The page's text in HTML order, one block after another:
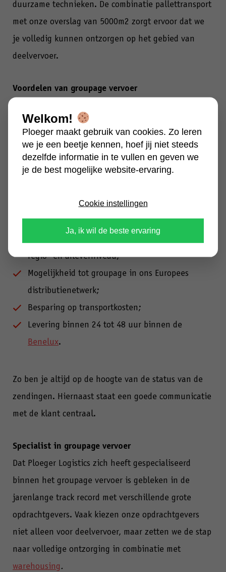
duurzame technieken. De combinatie pallettransport
met onze overslag van 5000m2 zorgt ervoor dat we
je volledig kunnen ontzorgen op het gebied van
deelvervoer.
Voordelen van groupage vervoer
Ook bij groupage vervoer nemen wij graag alles uit
handen, behalve de controle. Daarbij begrijpen wij
dat inzicht in de status van je levering cruciaal is. Zo
zorgen we voor:
Transparante track-and-trace-software;
regio- en afleverniveau;
Mogelijkheid tot groupage in ons Europees
distributienetwerk;
Besparing op transportkosten;
Levering binnen 24 tot 48 uur binnen de
Benelux.
Zo ben je altijd op de hoogte van de status van de
zendingen. Hiernaast staat een goede communicatie
met de klant centraal.
Specialist in groupage vervoer
Dat Ploeger Logistics zich heeft gespecialiseerd
binnen het groupage vervoer is gebleken in de
jarenlange track record met verschillende grote
opdrachtgevers. Vaak kiezen onze opdrachtgevers
niet alleen voor deelvervoer, maar zetten we de stap
naar volledige ontzorging in combinatie met
warehousing.
Welkom!
Ploeger maakt gebruik van cookies. Zo leren
we je een beetje kennen, hoef jij niet steeds
dezelfde informatie in te vullen en geven we
je de best mogelijke website-ervaring.
Cookie instellingen
Ja, ik wil de beste ervaring